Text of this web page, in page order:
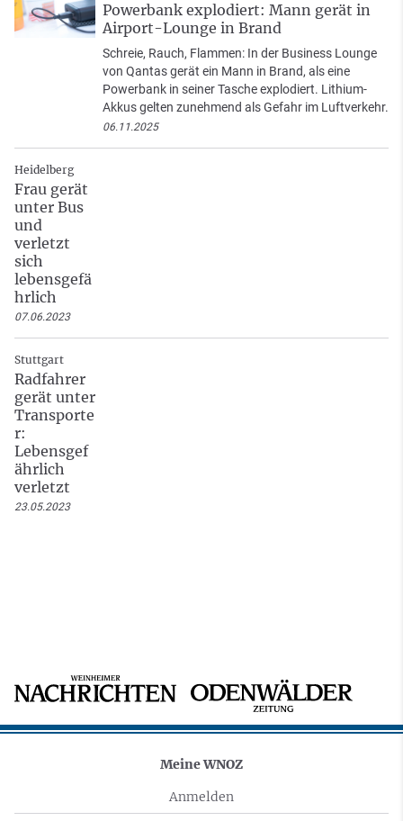
Powerbank explodiert: Mann gerät in
Airport-Lounge in Brand
Schreie, Rauch, Flammen: In der Business Lounge
von Qantas gerät ein Mann in Brand, als eine
Powerbank in seiner Tasche explodiert. Lithium-
Akkus gelten zunehmend als Gefahr im Luftverkehr.
06.11.2025
Heidelberg
Frau gerät
unter Bus
und
verletzt
sich
lebensgefä
hrlich
07.06.2023
Stuttgart
Radfahrer
gerät unter
Transporte
r:
Lebensgef
ährlich
verletzt
23.05.2023
Meine WNOZ
Anmelden